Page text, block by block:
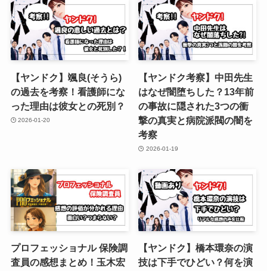
【ヤンドク】颯良(そうら)
の過去を考察！看護師にな
った理由は彼女との死別？
2026-01-20
【ヤンドク考察】中田先生
はなぜ闇堕ちした？13年前
の事故に隠された3つの衝
撃の真実と病院派閥の闇を
考察
2026-01-19
プロフェッショナル 保険調
査員の感想まとめ！玉木宏
【ヤンドク】橋本環奈の演
技は下手でひどい？何を演